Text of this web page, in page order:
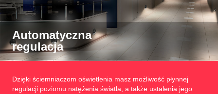
Automatyczna
regulacja
Dzięki ściemniaczom oświetlenia masz możliwość płynnej
regulacji poziomu natężenia światła, a także ustalenia jego